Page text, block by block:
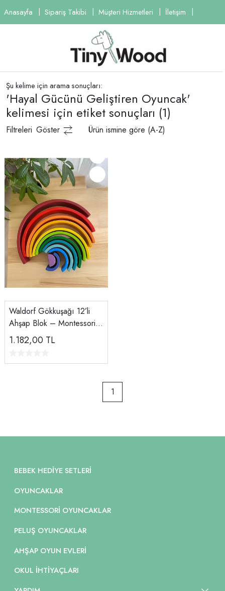
Anasayfa Sipariş Takibi Müşteri Hizmetleri İletişim
Şu kelime için arama sonuçları:
'Hayal Gücünü Geliştiren Oyuncak'
kelimesi için etiket sonuçları (1)
Filtreleri Göster Ürün ismine göre (A-Z)
Waldorf Gökkuşağı 12’li
Ahşap Blok – Montessori
Açık Uçlu Duyusal Oyuncak
1.182,00 TL
1
BEBEK HEDIYE SETLERI
OYUNCAKLAR
MONTESSORI OYUNCAKLAR
PELUŞ OYUNCAKLAR
AHŞAP OYUN EVLERI
OKUL İHTIYAÇLARI